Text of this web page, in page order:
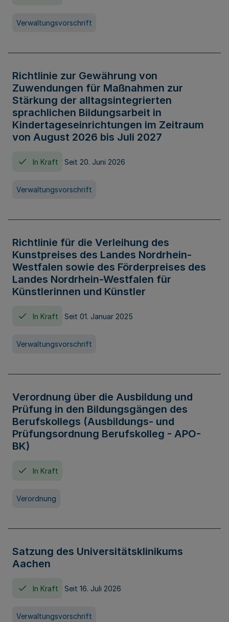
Verwaltungsvorschrift
Richtlinie zur Gewährung von
Zuwendungen für Maßnahmen zur
Stärkung der alltagsintegrierten
sprachlichen Bildungsarbeit in
Kindertageseinrichtungen im Zeitraum
von August 2026 bis Juli 2027
In Kraft Seit 20. Juni 2026
Verwaltungsvorschrift
Richtlinie für die Verleihung des
Kunstpreises des Landes Nordrhein-
Westfalen sowie des Förderpreises des
Landes Nordrhein-Westfalen für
Künstlerinnen und Künstler
In Kraft Seit 01. Januar 2025
Verwaltungsvorschrift
Verordnung über die Ausbildung und
Prüfung in den Bildungsgängen des
Berufskollegs (Ausbildungs- und
Prüfungsordnung Berufskolleg - APO-
BK)
In Kraft
Verordnung
Satzung des Universitätsklinikums
Aachen
In Kraft Seit 16. Juli 2026
Verwaltungsvorschrift